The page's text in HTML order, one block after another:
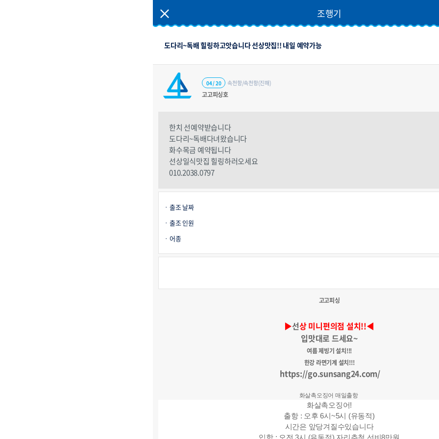
조행기
도다리~독배 힐링하고앗습니다 선상맛집!! 내일 예약가능
고고피싱호
속천항/속천항(진해)
04 / 20
한치 선예약받습니다
도다리~독배다녀왔습니다
화수목금 예약됩니다
선상일식맛집 힐링하러오세요
010.2038.0797
출조 날짜
출조 인원
어종
고고피싱
▶선상 미니편의점 설치!!◀
입맛대로 드세요~
여름 제빙기 설치!!!
한강 라면기계 설치!!!
https://go.sunsang24.com/
화살촉오징어 매일출항
화살촉오징어!
출항 : 오후 6시~5시 (유동적)
시간은 앞당겨질수있습니다